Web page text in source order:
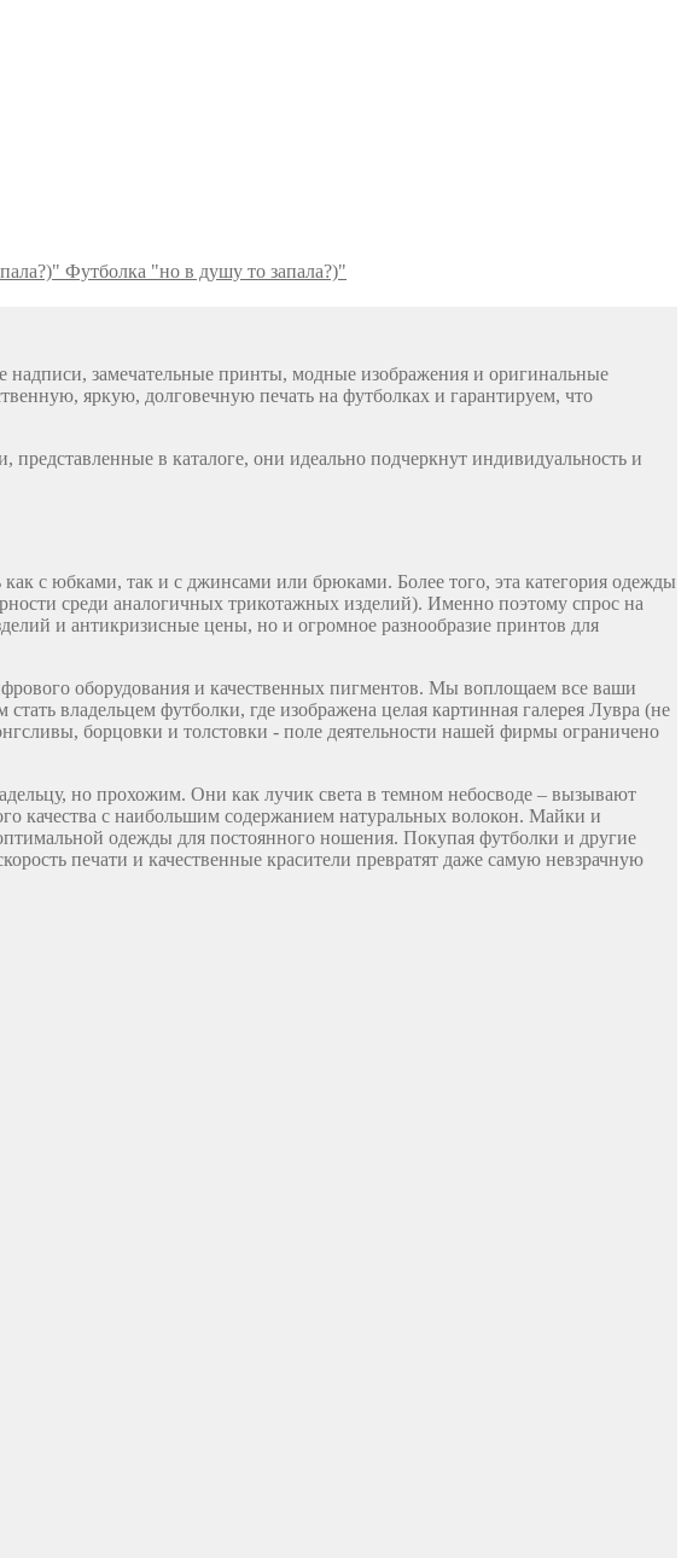
Футболка "но в душу то запала?)"
замечательные принты, модные изображения и оригинальные
яркую, долговечную печать на футболках и гарантируем, что
в каталоге, они идеально подчеркнут индивидуальность и
с юбками, так и с джинсами или брюками. Более того, эта категория одежды
среди аналогичных трикотажных изделий). Именно поэтому спрос на
и антикризисные цены, но и огромное разнообразие принтов для
оборудования и качественных пигментов. Мы воплощаем все ваши
владельцем футболки, где изображена целая картинная галерея Лувра (не
борцовки и толстовки - поле деятельности нашей фирмы ограничено
но прохожим. Они как лучик света в темном небосводе – вызывают
качества с наибольшим содержанием натуральных волокон. Майки и
одежды для постоянного ношения. Покупая футболки и другие
печати и качественные красители превратят даже самую невзрачную